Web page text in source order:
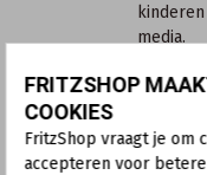
media.
het
op
we uit
FRITZSHOP
COOKIES
FritzShop vraagt je om
accepteren voor